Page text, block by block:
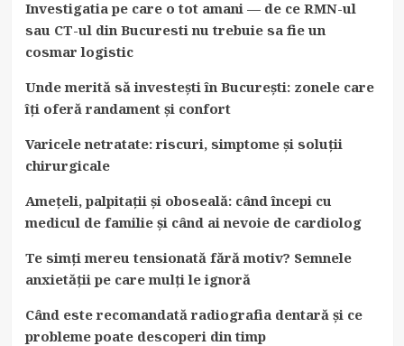
Investigatia pe care o tot amani — de ce RMN-ul
sau CT-ul din Bucuresti nu trebuie sa fie un
cosmar logistic
Unde merită să investești în București: zonele care
îți oferă randament și confort
Varicele netratate: riscuri, simptome și soluții
chirurgicale
Amețeli, palpitații și oboseală: când începi cu
medicul de familie și când ai nevoie de cardiolog
Te simți mereu tensionată fără motiv? Semnele
anxietății pe care mulți le ignoră
Când este recomandată radiografia dentară și ce
probleme poate descoperi din timp